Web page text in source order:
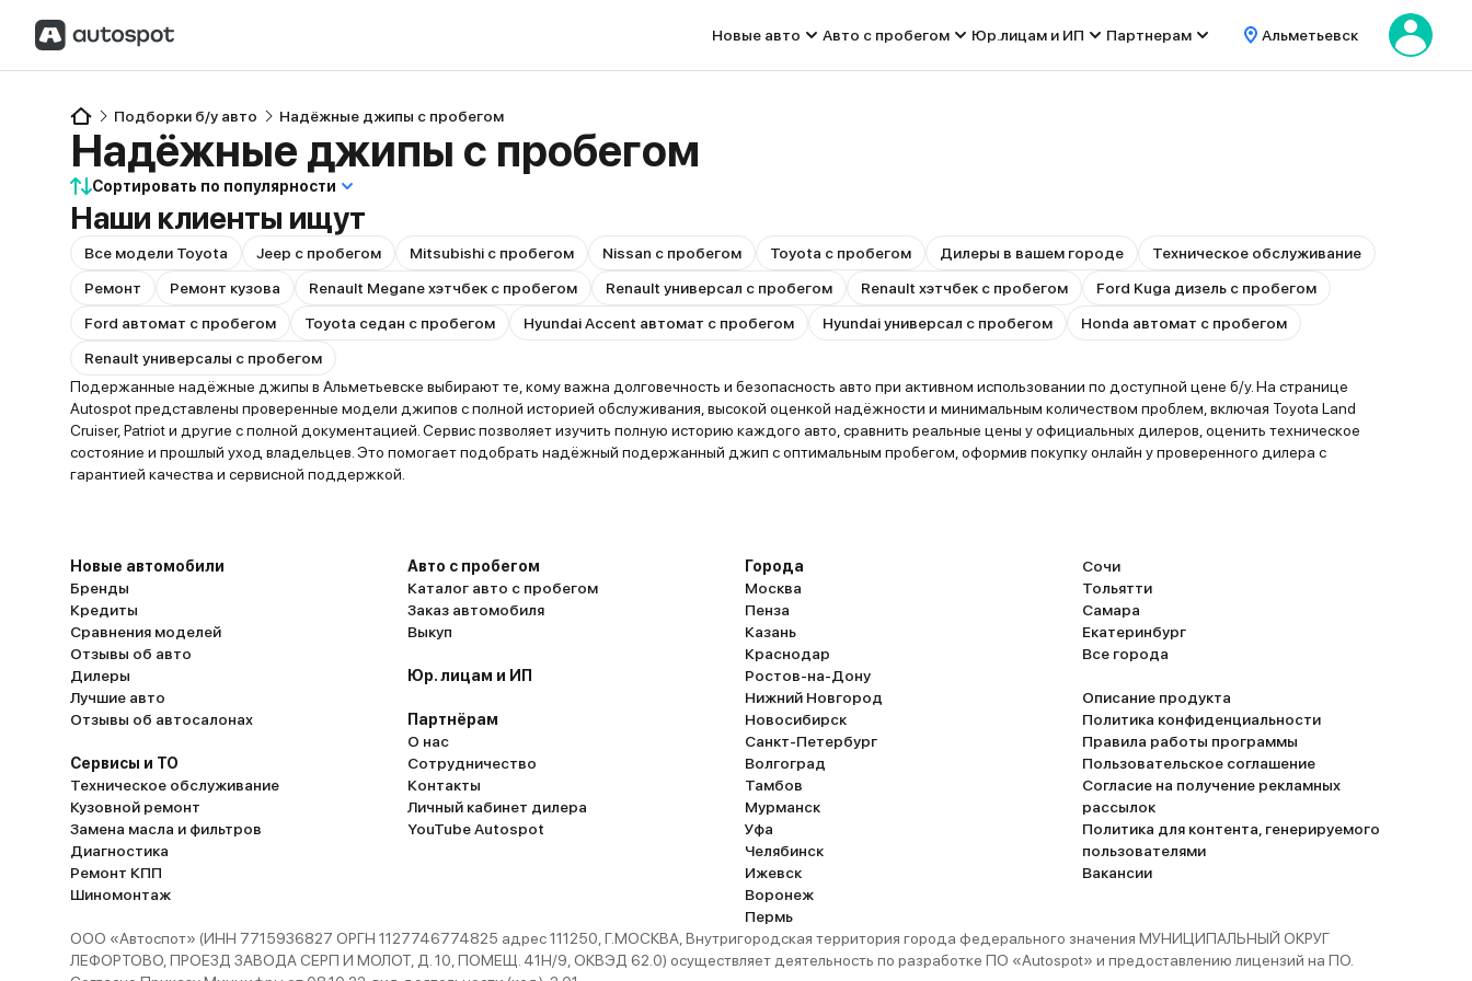
Новые авто Авто с пробегом Юр.лицам и ИП Партнерам Альметьевск
Подборки б/у авто Надёжные джипы с пробегом
Надёжные джипы с пробегом
Сортировать по популярности
Наши клиенты ищут
Все модели Toyota Jeep с пробегом Mitsubishi с пробегом Nissan с пробегом Toyota с пробегом Дилеры в вашем городе
Техническое обслуживание
Ремонт
Ремонт кузова Renault Megane хэтчбек с пробегом Renault универсал с пробегом Renault хэтчбек с пробегом
Ford Kuga дизель с пробегом
Ford автомат с пробегом
Toyota седан с пробегом Hyundai Accent автомат с пробегом Hyundai универсал с пробегом
Honda автомат с пробегом
Renault универсалы с пробегом
Подержанные надёжные джипы в Альметьевске выбирают те, кому важна долговечность и безопасность авто при активном использовании по доступной цене б/у. На странице
Autospot представлены проверенные модели джипов с полной историей обслуживания, высокой оценкой надёжности и минимальным количеством проблем, включая Toyota Land
Cruiser, Patriot и другие с полной документацией. Сервис позволяет изучить полную историю каждого авто, сравнить реальные цены у официальных дилеров, оценить техническое
состояние и прошлый уход владельцев. Это помогает подобрать надёжный подержанный джип с оптимальным пробегом, оформив покупку онлайн у проверенного дилера с
гарантией качества и сервисной поддержкой.
Новые автомобили
Бренды
Кредиты
Сравнения моделей
Отзывы об авто
Дилеры
Лучшие авто
Отзывы об автосалонах
Сервисы и ТО
Техническое обслуживание
Кузовной ремонт
Замена масла и фильтров
Диагностика
Ремонт КПП
Шиномонтаж
Авто с пробегом
Каталог авто с пробегом
Заказ автомобиля
Выкуп
Юр. лицам и ИП
Партнёрам
О нас
Сотрудничество
Контакты
Личный кабинет дилера
YouTube Autospot
Города
Москва
Пенза
Казань
Краснодар
Ростов-на-Дону
Нижний Новгород
Новосибирск
Санкт-Петербург
Волгоград
Тамбов
Мурманск
Уфа
Челябинск
Ижевск
Воронеж
Пермь
Сочи
Тольятти
Самара
Екатеринбург
Все города
Описание продукта
Политика конфиденциальности
Правила работы программы
Пользовательское соглашение
Согласие на получение рекламных
рассылок
Политика для контента, генерируемого
пользователями
Вакансии
ООО «Автоспот» (ИНН 7715936827 ОРГН 1127746774825 адрес 111250, Г.МОСКВА, Внутригородская территория города федерального значения МУНИЦИПАЛЬНЫЙ ОКРУГ
ЛЕФОРТОВО, ПРОЕЗД ЗАВОДА СЕРП И МОЛОТ, Д. 10, ПОМЕЩ. 41Н/9, ОКВЭД 62.0) осуществляет деятельность по разработке ПО «Autospot» и предоставлению лицензий на ПО.